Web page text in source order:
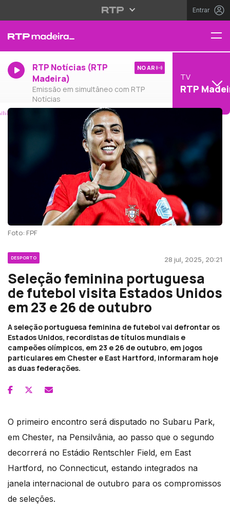
Entrar
RTP Notícias (RTP
Madeira)
Emissão em simultâneo com RTP
Notícias
NO AR
TV
RTP
Foto: FPF
DESPORTO 28 jul, 2025, 20:21
Seleção feminina portuguesa
de futebol visita Estados Unidos
em 23 e 26 de outubro
A seleção portuguesa feminina de futebol vai defrontar os
Estados Unidos, recordistas de títulos mundiais e
campeões olímpicos, em 23 e 26 de outubro, em jogos
particulares em Chester e East Hartford, informaram hoje
as duas federações.
O primeiro encontro será disputado no Subaru Park,
em Chester, na Pensilvânia, ao passo que o segundo
decorrerá no Estádio Rentschler Field, em East
Hartford, no Connecticut, estando integrados na
janela internacional de outubro para os compromissos
de seleções.